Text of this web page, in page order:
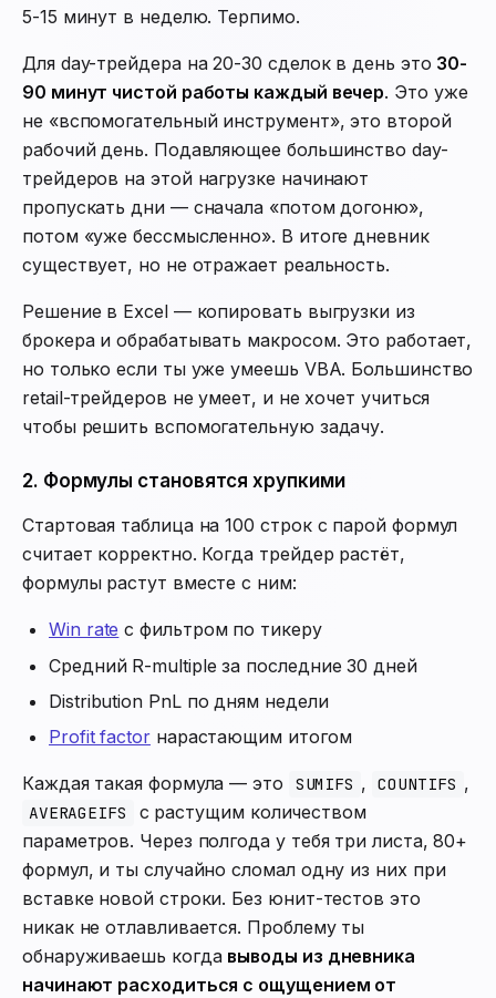
5-15 минут в неделю. Терпимо.
Для day-трейдера на 20-30 сделок в день это 30-
90 минут чистой работы каждый вечер. Это уже
не «вспомогательный инструмент», это второй
рабочий день. Подавляющее большинство day-
трейдеров на этой нагрузке начинают
пропускать дни — сначала «потом догоню»,
потом «уже бессмысленно». В итоге дневник
существует, но не отражает реальность.
Решение в Excel — копировать выгрузки из
брокера и обрабатывать макросом. Это работает,
но только если ты уже умеешь VBA. Большинство
retail-трейдеров не умеет, и не хочет учиться
чтобы решить вспомогательную задачу.
2. Формулы становятся хрупкими
Стартовая таблица на 100 строк с парой формул
считает корректно. Когда трейдер растёт,
формулы растут вместе с ним:
Win rate с фильтром по тикеру
Средний R-multiple за последние 30 дней
Distribution PnL по дням недели
Profit factorнарастающим итогом
Каждая такая формула — это SUMIFS , COUNTIFS ,
AVERAGEIFS
с растущим количеством
параметров. Через полгода у тебя три листа, 80+
формул, и ты случайно сломал одну из них при
вставке новой строки. Без юнит-тестов это
никак не отлавливается. Проблему ты
обнаруживаешь когда выводы из дневника
начинают расходиться с ощущением от